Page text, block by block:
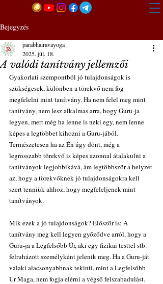
Bejegyzés
A valódi tanítvány jellemzői
parabhairavayoga
2025. júl. 18.
Gyakorlati szempontból jó tulajdonságok is
szükségesek, különben a törekvő nem fog
megfelelni mint tanítvány. Ha nem felel meg mint
tanítvány, nem lesz alkalmas arra, hogy Guru-ja
legyen, mert még ha lenne is neki egy, nem lenne
képes a legtöbbet kihozni a Guru-jából.
Természetesen ha az Én úgy dönt, még a
legrosszabb törekvő is képes azonnal átalakulni a
tanítványok legjobbikává, ám legtöbbször a helyzet
az, hogy a törekvőknek jó tulajdonságokra kell
szert tenniük ahhoz, hogy megfeleljenek mint
tanítványok.
Mik ezek a jó tulajdonságok? Először is: A
tanítvány meg kell legyen győződve arról, hogy a
Guru-ja a Legfelsőbb Úr, aki egy fizikai testtel stb.
felruházott személyként jelenik meg. Ha a Guru-ját
valaki alacsonyabbnak tekinti, mint a Legfelsőbb
Úr Maga, nem fogja elérni a végső felszabadulást.